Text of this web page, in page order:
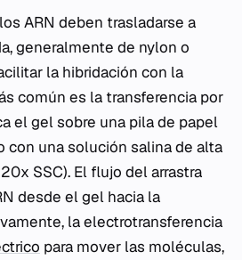
ARN deben trasladarse a
generalmente de nylon o
la hibridación con la
común es la transferencia por
el gel sobre una pila de papel
con una solución salina de alta
SSC). El flujo del arrastra
desde el gel hacia la
la electrotransferencia
para mover las moléculas,